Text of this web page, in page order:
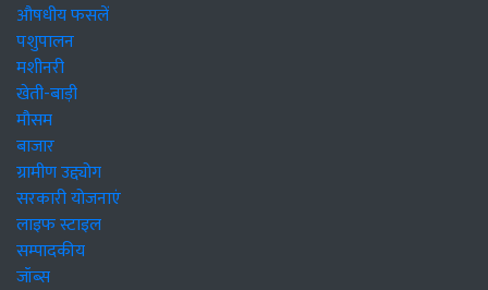
औषधीय फसलें
पशुपालन
मशीनरी
खेती-बाड़ी
मौसम
बाजार
ग्रामीण उद्द्योग
सरकारी योजनाएं
लाइफ स्टाइल
सम्पादकीय
जॉब्स